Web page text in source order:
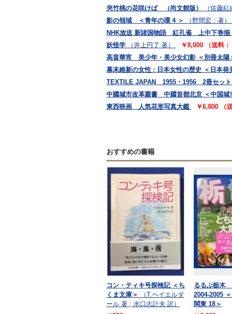
夾竹桃の花咲けば （尚文館版）
（佐藤紅
影の領域 ＜青年の環 4 ＞
（野間宏：著）
NHK放送 新諸国物語 紅孔雀 上中下巻揃
妖怪学
（井上円了 著）
￥8,000 （送料：
高畠華宵 美少年・美少女幻影 ＜別冊太陽
幕末維新の女性 : 日本女性の歴史 ＜日本発
TEXTILE JAPAN 1955・1956 2冊セット
中國城市改革叢書 中國首都北京 ＜中国城
東西映画 人気花形写真大鑑
￥6,800 （
おすすめの書籍
コン・ティキ号探検記 ＜ち
くま文庫＞
（T.ヘイエルダ
ール 著 ; 水口志計夫 訳）
るるぶ栃木
2004-2005
関東 18＞